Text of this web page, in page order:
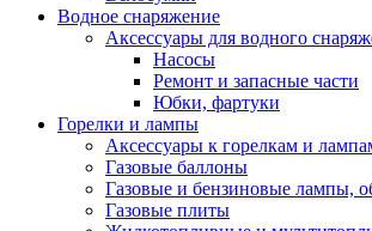
Водное снаряжение
Аксессуары для водного
Насосы
Ремонт и запасные части
Юбки, фартуки
Горелки и лампы
Аксессуары к горелкам и
Газовые баллоны
Газовые и бензиновые лампы,
Газовые плиты